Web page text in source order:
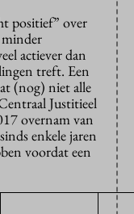
positief” over
minder
actiever dan
treft. Een
(nog) niet alle
Justitieel
overnam van
enkele jaren
voordat een